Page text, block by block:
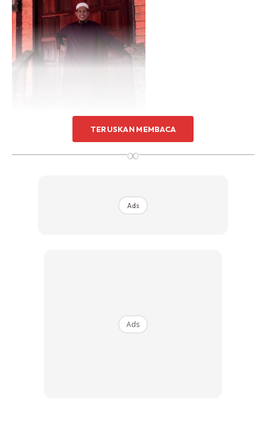
Sentuhan Midas penuh kemewahan dan elegant
untuk kediaman anda.
Rahsia dari IMPIANA, download sekarang di
TERUSKAN MEMBACA
∞
Ads
Ads